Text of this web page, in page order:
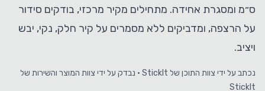
ס״מ ומסגרת אחידה. מתחילים מקיר מרכזי, בודקים סידור
על הרצפה, ומדביקים ללא מסמרים על קיר חלק, נקי, יבש
ויציב.
נכתב על ידי צוות התוכן של StickIt · נבדק על ידי צוות המוצר והשירות של
StickIt